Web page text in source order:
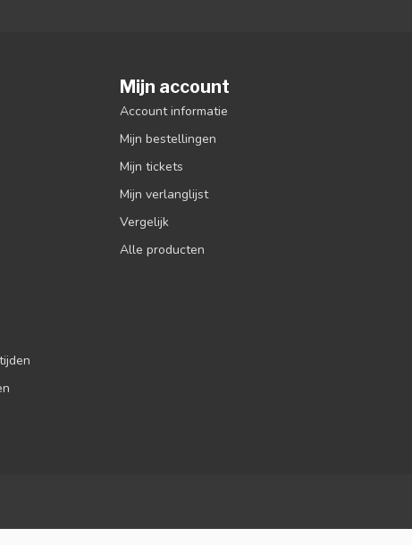
Mijn account
Account informatie
Mijn bestellingen
Mijn tickets
Mijn verlanglijst
Vergelijk
Alle producten